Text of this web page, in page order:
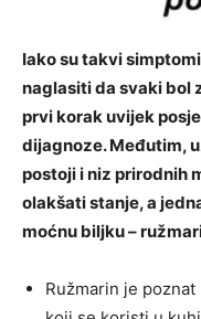
Iako su takvi
naglasiti da svaki bol
prvi korak uvijek
dijagnoze. Međutim,
postoji i niz prirodnih
olakšati stanje, a
moćnu biljku –
Ružmarin je